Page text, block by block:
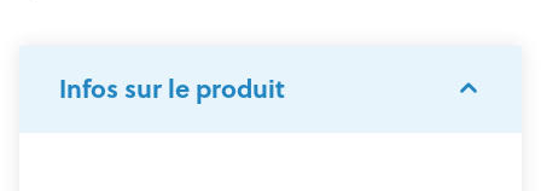
Infos sur le produit